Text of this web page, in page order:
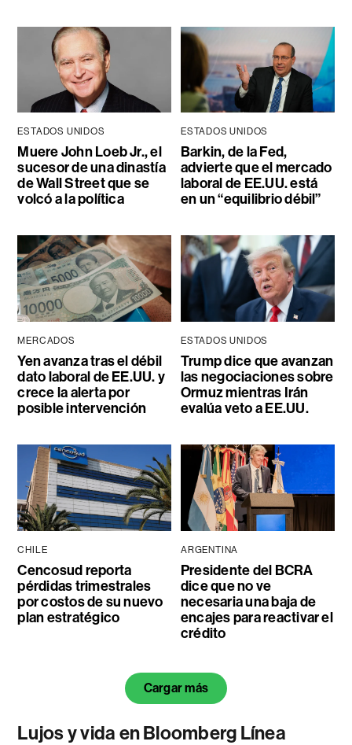
ESTADOS UNIDOS
Muere John Loeb Jr., el
sucesor de una dinastía
de Wall Street que se
volcó a la política
ESTADOS UNIDOS
Barkin, de la Fed,
advierte que el mercado
laboral de EE.UU. está
en un “equilibrio débil”
MERCADOS
Yen avanza tras el débil
dato laboral de EE.UU. y
crece la alerta por
posible intervención
ESTADOS UNIDOS
Trump dice que avanzan
las negociaciones sobre
Ormuz mientras Irán
evalúa veto a EE.UU.
CHILE
Cencosud reporta
pérdidas trimestrales
por costos de su nuevo
plan estratégico
ARGENTINA
Presidente del BCRA
dice que no ve
necesaria una baja de
encajes para reactivar el
crédito
Cargar más
Lujos y vida en Bloomberg Línea